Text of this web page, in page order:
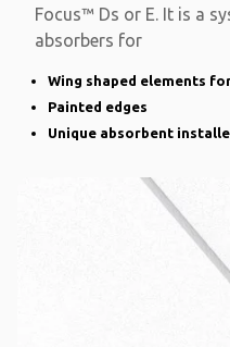
Focus™ Ds or E. It is a
absorbers for
Wing shaped elements
Painted edges
Unique absorbent